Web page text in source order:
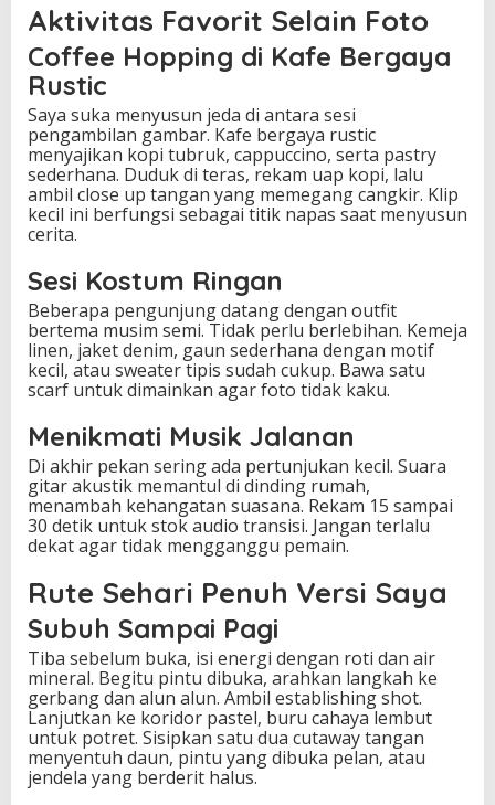
Aktivitas Favorit Selain Foto
Coffee Hopping di Kafe Bergaya
Rustic
Saya suka menyusun jeda di antara sesi
pengambilan gambar. Kafe bergaya rustic
menyajikan kopi tubruk, cappuccino, serta pastry
sederhana. Duduk di teras, rekam uap kopi, lalu
ambil close up tangan yang memegang cangkir. Klip
kecil ini berfungsi sebagai titik napas saat menyusun
cerita.
Sesi Kostum Ringan
Beberapa pengunjung datang dengan outfit
bertema musim semi. Tidak perlu berlebihan. Kemeja
linen, jaket denim, gaun sederhana dengan motif
kecil, atau sweater tipis sudah cukup. Bawa satu
scarf untuk dimainkan agar foto tidak kaku.
Menikmati Musik Jalanan
Di akhir pekan sering ada pertunjukan kecil. Suara
gitar akustik memantul di dinding rumah,
menambah kehangatan suasana. Rekam 15 sampai
30 detik untuk stok audio transisi. Jangan terlalu
dekat agar tidak mengganggu pemain.
Rute Sehari Penuh Versi Saya
Subuh Sampai Pagi
Tiba sebelum buka, isi energi dengan roti dan air
mineral. Begitu pintu dibuka, arahkan langkah ke
gerbang dan alun alun. Ambil establishing shot.
Lanjutkan ke koridor pastel, buru cahaya lembut
untuk potret. Sisipkan satu dua cutaway tangan
menyentuh daun, pintu yang dibuka pelan, atau
jendela yang berderit halus.